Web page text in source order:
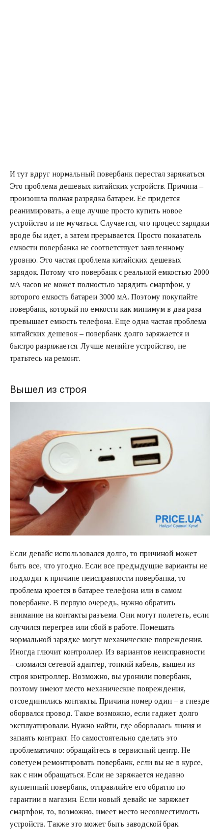
И тут вдруг нормальный повербанк перестал заряжаться.
Это проблема дешевых китайских устройств. Причина –
произошла полная разрядка батареи. Ее придется
реанимировать, а еще лучше просто купить новое
устройство и не мучаться. Случается, что процесс зарядки
вроде бы идет, а затем прерывается. Просто показатель
емкости повербанка не соответствует заявленному
уровню. Это частая проблема китайских дешевых
зарядок. Потому что повербанк с реальной емкостью 2000
мА часов не может полностью зарядить смартфон, у
которого емкость батареи 3000 мА. Поэтому покупайте
повербанк, который по емкости как минимум в два раза
превышает емкость телефона. Еще одна частая проблема
китайских дешевок – повербанк долго заряжается и
быстро разряжается. Лучше меняйте устройство, не
тратьтесь на ремонт.
Вышел из строя
Если девайс использовался долго, то причиной может
быть все, что угодно. Если все предыдущие варианты не
подходят к причине неисправности повербанка, то
проблема кроется в батарее телефона или в самом
повербанке. В первую очередь, нужно обратить
внимание на контакты разъема. Они могут полететь, если
случился перегрев или сбой в работе. Помешать
нормальной зарядке могут механические повреждения.
Иногда глючит контроллер. Из вариантов неисправности
– сломался сетевой адаптер, тонкий кабель, вышел из
строя контроллер. Возможно, вы уронили повербанк,
поэтому имеют место механические повреждения,
отсоединились контакты. Причина номер один – в гнезде
оборвался провод. Такое возможно, если гаджет долго
эксплуатировали. Нужно найти, где оборвалась линия и
запаять контракт. Но самостоятельно сделать это
проблематично: обращайтесь в сервисный центр. Не
советуем ремонтировать повербанк, если вы не в курсе,
как с ним обращаться. Если не заряжается недавно
купленный повербанк, отправляйте его обратно по
гарантии в магазин. Если новый девайс не заряжает
смартфон, то, возможно, имеет место несовместимость
устройств. Также это может быть заводской брак.